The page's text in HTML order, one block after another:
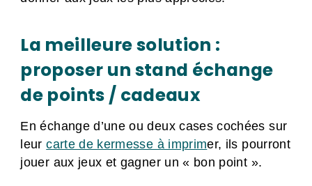
La meilleure solution :
proposer un stand échange
de points / cadeaux
En échange d’une ou deux cases cochées sur
leurcarte de kermesse à imprimer, ils pourront
jouer aux jeux et gagner un « bon point ».